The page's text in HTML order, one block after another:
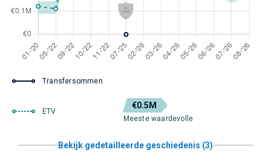
Transfersommen
ETV
€0.5M
Meeste waardevolle
Bekijk gedetailleerde geschiedenis (3)